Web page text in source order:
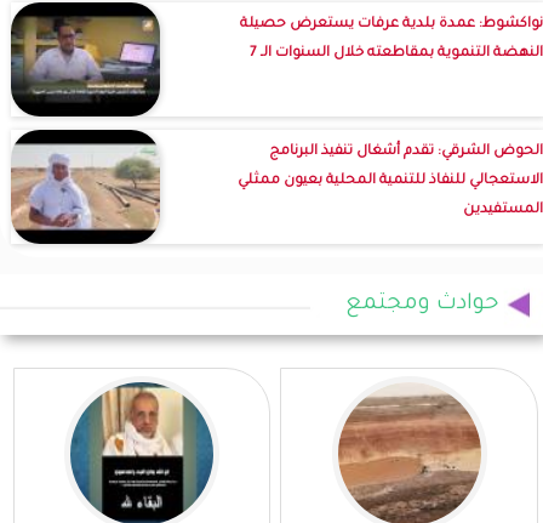
نواكشوط: عمدة بلدية عرفات يستعرض حصيلة
النهضة التنموية بمقاطعته خلال السنوات الـ 7
الحوض الشرقي: تقدم أشغال تنفيذ البرنامج
الاستعجالي للنفاذ للتنمية المحلية بعيون ممثلي
المستفيدين
حوادث ومجتمع